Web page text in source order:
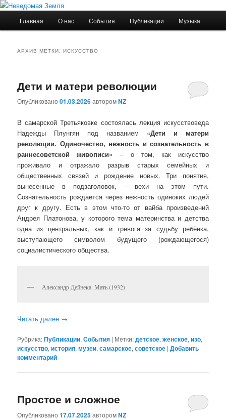
Перейти
содержимому
Перейти
содержимому
Главная О нас События Публикации Музыка
АРХИВ МЕТКИ:ИСКУССТВО
Дети и матери революции
Опубликовано01.03.2026авторомNZ
В самарской Третьяковке состоялась лекция искусствоведа
Надежды Плунгян под названием «Дети и матери
революции. Одиночество, нежность и сознательность в
раннесоветской живописи» – о том, как искусство
проживало и отражало разрыв старых семейных и
общественных связей и рождение новых. Три понятия,
вынесенные в подзаголовок, – вехи на этом пути.
Сознательность рождается через нежность одиноких людей
друг к другу. Есть в этом что-то от вайба произведений
Андрея Платонова, у которого тема материнства и детства
одна из центральных, как и тревога за судьбу ребёнка,
выступающего символом будущего (рождающегося)
социалистического общества.
Александр Дейнека. Мать (1932)
Читать далее →
Рубрика:Публикации,События | Метки:детское,женское,изо,
искусство,история,музеи,самарское,советское |Добавить
комментарий
Простое и сложное
Опубликовано17.07.2025авторомNZ